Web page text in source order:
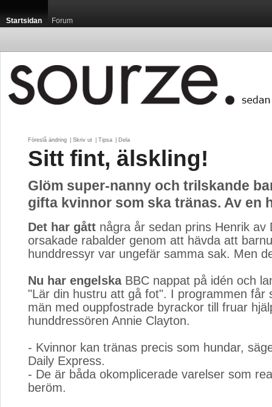
Startsidan Forum
Föreslå ändring Skriv ut Tipsa Dela
Sitt fint, älskling!
Glöm super-nanny och trilskande
gifta kvinnor som ska tränas. Av en
Det har gått några år sedan prins Henrik av
orsakade rabalder genom att hävda att
hunddressyr var ungefär samma sak. Men
Nu har engelskaBBC nappat på idén och
"Lär din hustru att gå fot". I programmen får
män med ouppfostrade byrackor till fruar
hunddressören Annie Clayton.
- Kvinnor kan tränas precis som hundar,
Daily Express.
- De är båda okomplicerade varelser som
beröm.